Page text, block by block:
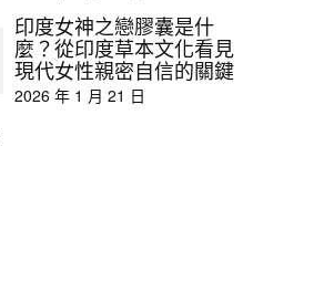
印度女神之戀膠囊是什
麼？從印度草本文化看見
現代女性親密自信的關鍵
2026 年 1 月 21 日